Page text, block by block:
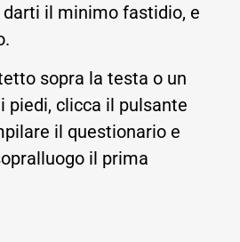
darti il minimo fastidio, e
sopra la testa o un
piedi, clicca il pulsante
il questionario e
il prima